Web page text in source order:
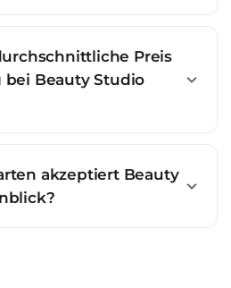
Preis
Beauty Studio
akzeptiert Beauty